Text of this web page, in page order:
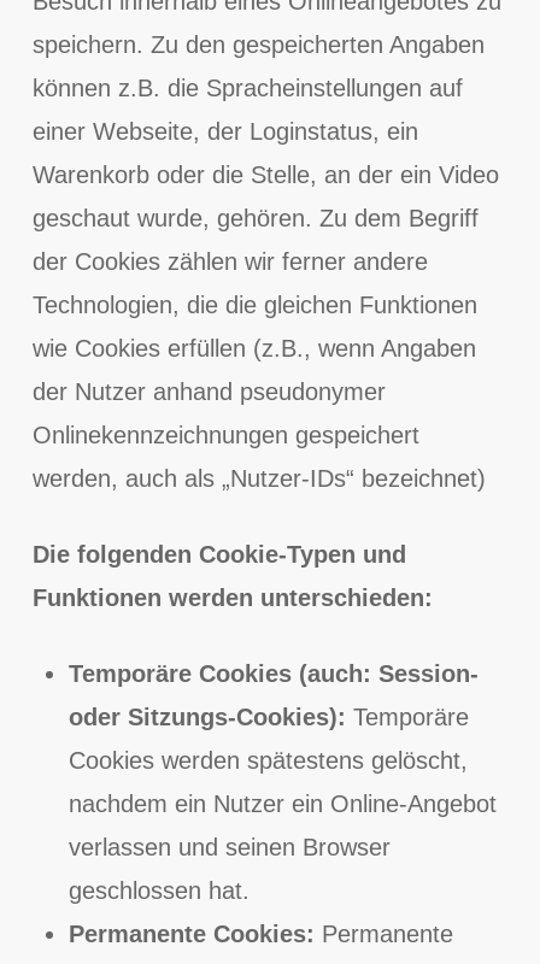
speichern. Zu den gespeicherten Angaben
können z.B. die Spracheinstellungen auf
einer Webseite, der Loginstatus, ein
Warenkorb oder die Stelle, an der ein Video
geschaut wurde, gehören. Zu dem Begriff
der Cookies zählen wir ferner andere
Technologien, die die gleichen Funktionen
wie Cookies erfüllen (z.B., wenn Angaben
der Nutzer anhand pseudonymer
Onlinekennzeichnungen gespeichert
werden, auch als „Nutzer-IDs“ bezeichnet)
Die folgenden Cookie-Typen und
Funktionen werden unterschieden:
Temporäre Cookies (auch: Session-
oder Sitzungs-Cookies): Temporäre
Cookies werden spätestens gelöscht,
nachdem ein Nutzer ein Online-Angebot
verlassen und seinen Browser
geschlossen hat.
Permanente Cookies: Permanente